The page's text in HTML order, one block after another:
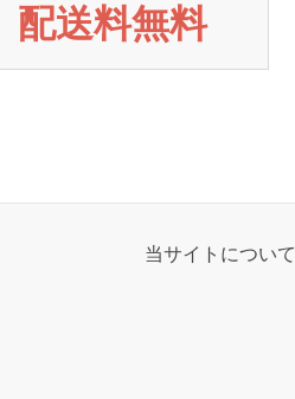
配送料無料
当サイトについて